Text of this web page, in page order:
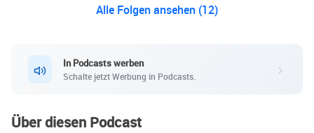
Alle Folgen ansehen (12)
In Podcasts werben
Schalte jetzt Werbung in Podcasts.
Über diesen Podcast